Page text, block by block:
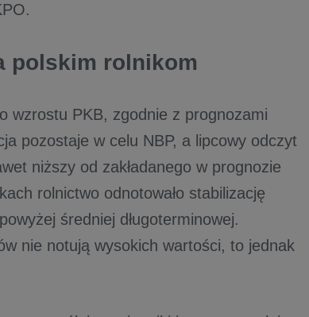
polskim rolnikom
wzrostu PKB, zgodnie z prognozami
pozostaje w celu NBP, a lipcowy odczyt
niższy od zakładanego w prognozie
rolnictwo odnotowało stabilizację
średniej długoterminowej.
nie notują wysokich wartości, to jednak